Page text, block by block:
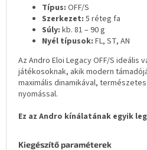
Típus: OFF/S
Szerkezet: 5 réteg fa
Súly: kb. 81 – 90 g
Nyél típusok: FL, ST, AN
Az Andro Eloi Legacy OFF/S ideális
játékosoknak, akik modern
maximális dinamikával,
nyomással.
Ez az Andro kínálatának egyik
Kiegészítő paraméterek